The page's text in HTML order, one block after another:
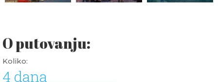
O putovanju:
Koliko:
4 dana